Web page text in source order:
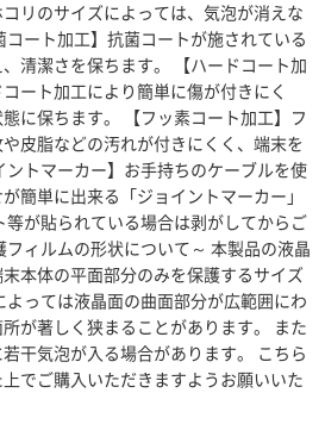
リのサイズによっては、気泡が消えな
ート加工】抗菌コートが施されている
清潔さを保ちます。 【ハードコート加
ート加工により簡単に傷が付きにく
に保ちます。 【フッ素コート加工】フ
皮脂などの汚れが付きにくく、端末を
ントマーカー】お手持ちのケーブルを使
簡単に出来る「ジョイントマーカー」
が貼られている場合は剥がしてからご
ィルムの形状について～ 本製品の液晶
本体の平面部分のみを保護するサイズ
よっては液晶面の曲面部分が広範囲にわ
が著しく狭まることがあります。 また
干気泡が入る場合があります。 こちら
でご購入いただきますようお願いいた